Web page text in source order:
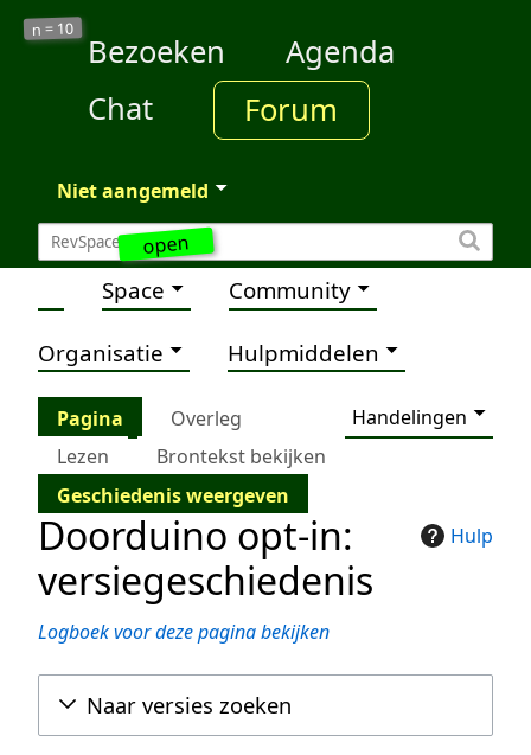
open
n = 10
Bezoeken
Agenda
Chat
Forum
Niet aangemeld
Space Community
Organisatie Hulpmiddelen
Pagina Overleg
Handelingen
Lezen
Brontekst bekijken
Geschiedenis weergeven
Hulp
Doorduino opt-in:
versiegeschiedenis
Logboek voor deze pagina bekijken
Naar versies zoeken